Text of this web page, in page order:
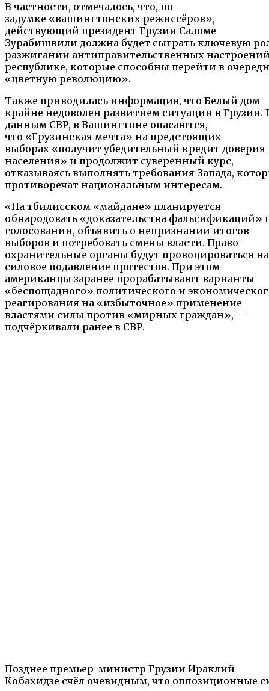
В частности, отмечалось, что, по
задумке «вашингтонских режиссёров»,
действующий президент Грузии Саломе
Зурабишвили должна будет сыграть ключевую
разжигании антиправительственных
республике, которые способны перейти в
«цветную революцию».
Также приводилась информация, что Белый дом
крайне недоволен развитием ситуации в Грузии.
данным СВР, в Вашингтоне опасаются,
что «Грузинская мечта» на предстоящих
выборах «получит убедительный кредит доверия
населения» и продолжит суверенный курс,
отказываясь выполнять требования Запада,
противоречат национальным интересам.
«На тбилисском «майдане» планируется
обнародовать «до­казательства фальсификаций»
голосовании, объявить о не­признании итогов
выборов и потребовать смены власти. Право­
охранительные органы будут провоцироваться на
силовое по­давление протестов. При этом
американцы заранее прорабаты­вают варианты
«беспощадного» политического и
реагирования на «избыточное» применение
властями силы против «мирных граждан», —
подчёркивали ранее в СВР.
Позднее премьер-министр Грузии Ираклий
Кобахидзе счёл очевидным, что оппозиционные